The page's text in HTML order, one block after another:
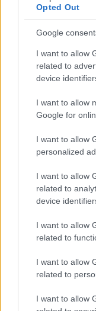
Opted Out
Google
I want to allow
related to
device
I want to allow
Google for
I want to allow
personalized
I want to allow
related to
device
I want to allow
related to
I want to allow
related to
I want to allow
kerültek hatalmi
Arábiában,
foglalták el a
uraló szaúdi
értékeknek való
felkelést nagy
konzervatív
hogy megelőzzék
Az enyhülés
akkori uralkodó,
Tanácsba, amely
államban a
szerepét tölti be.
hogy a nők
választások
jelöltethessék
egyikőjük szinte
Szembesült vele,
döntéshozó férfi